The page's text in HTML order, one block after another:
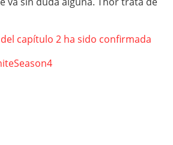
capítulo 2 ha sido confirmada